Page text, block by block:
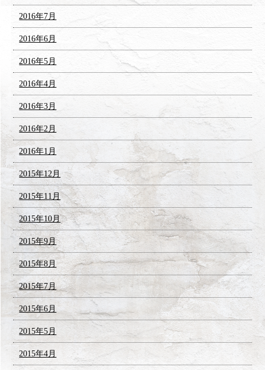
2016年7月
2016年6月
2016年5月
2016年4月
2016年3月
2016年2月
2016年1月
2015年12月
2015年11月
2015年10月
2015年9月
2015年8月
2015年7月
2015年6月
2015年5月
2015年4月